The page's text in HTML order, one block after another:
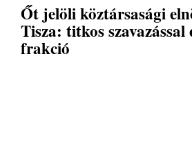
Őt jelöli köztársasági
Tisza: titkos
frakció